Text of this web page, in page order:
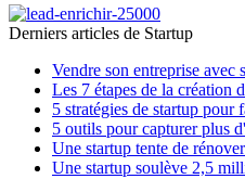
Derniers articles de Startup
Vendre son entreprise avec
Les 7 étapes de la création
5 stratégies de startup
5 outils pour capturer plus
Une startup tente de
Une startup soulève 2,5